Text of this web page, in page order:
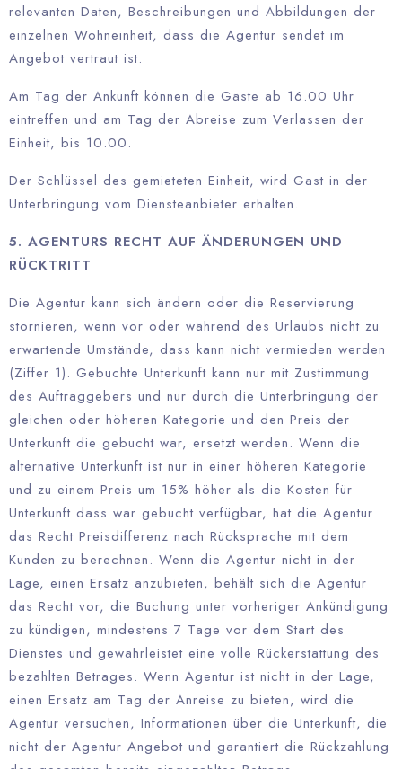
relevanten Daten, Beschreibungen und Abbildungen der
einzelnen Wohneinheit, dass die Agentur sendet im
Angebot vertraut ist.
Am Tag der Ankunft können die Gäste ab 16.00 Uhr
eintreffen und am Tag der Abreise zum Verlassen der
Einheit, bis 10.00.
Der Schlüssel des gemieteten Einheit, wird Gast in der
Unterbringung vom Diensteanbieter erhalten.
5. AGENTURS RECHT AUF ÄNDERUNGEN UND
RÜCKTRITT
Die Agentur kann sich ändern oder die Reservierung
stornieren, wenn vor oder während des Urlaubs nicht zu
erwartende Umstände, dass kann nicht vermieden werden
(Ziffer 1). Gebuchte Unterkunft kann nur mit Zustimmung
des Auftraggebers und nur durch die Unterbringung der
gleichen oder höheren Kategorie und den Preis der
Unterkunft die gebucht war, ersetzt werden. Wenn die
alternative Unterkunft ist nur in einer höheren Kategorie
und zu einem Preis um 15% höher als die Kosten für
Unterkunft dass war gebucht verfügbar, hat die Agentur
das Recht Preisdifferenz nach Rücksprache mit dem
Kunden zu berechnen. Wenn die Agentur nicht in der
Lage, einen Ersatz anzubieten, behält sich die Agentur
das Recht vor, die Buchung unter vorheriger Ankündigung
zu kündigen, mindestens 7 Tage vor dem Start des
Dienstes und gewährleistet eine volle Rückerstattung des
bezahlten Betrages. Wenn Agentur ist nicht in der Lage,
einen Ersatz am Tag der Anreise zu bieten, wird die
Agentur versuchen, Informationen über die Unterkunft, die
nicht der Agentur Angebot und garantiert die Rückzahlung